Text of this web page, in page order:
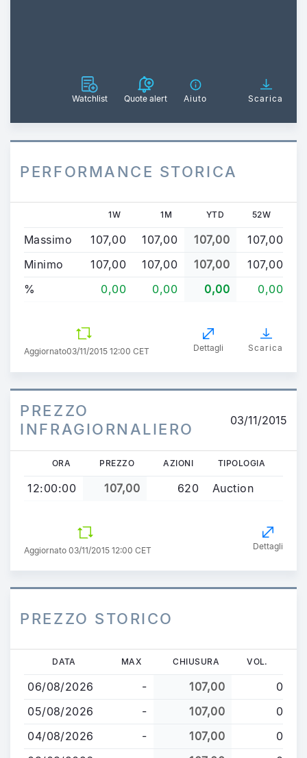
Watchlist Quote alert Aiuto Scarica
PERFORMANCE STORICA
1W 1M YTD 52W
Massimo 107,00 107,00 107,00
107,00
Minimo
107,00 107,00 107,00
107,00
%
0,00 0,00 0,00 0,00
Aggiornato03/11/2015 12:00 CET Dettagli Scarica
PREZZO
INFRAGIORNALIERO
03/11/2015
ORA PREZZO AZIONI TIPOLOGIA
12:00:00 107,00 620 Auction
Aggiornato 03/11/2015 12:00 CET Dettagli
PREZZO STORICO
contenuto
principale
DATA MAX CHIUSURA VOL.
06/08/2026 - 107,00
0
05/08/2026
- 107,00
0
04/08/2026
- 107,00
0